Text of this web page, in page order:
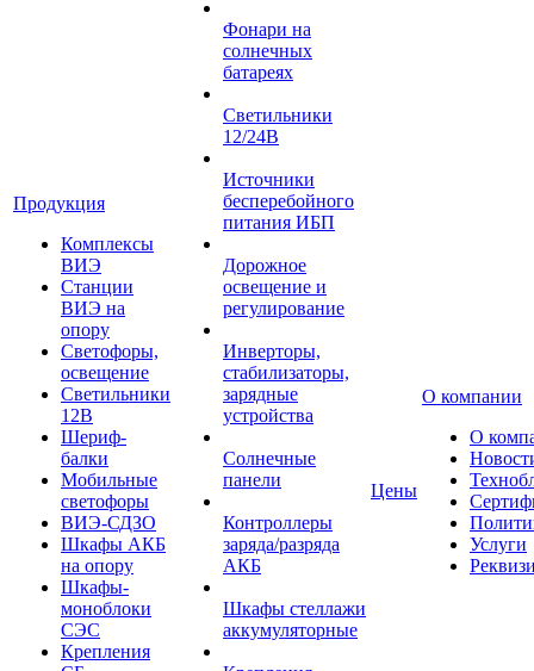
Продукция
Комплексы
ВИЭ
Станции
ВИЭ на
опору
Светофоры,
освещение
Светильники
12В
Шериф-
балки
Мобильные
светофоры
ВИЭ-СДЗО
Шкафы АКБ
на опору
Шкафы-
моноблоки
СЭС
Крепления
Фонари на
солнечных
батареях
Светильники
12/24В
Источники
бесперебойного
питания ИБП
Дорожное
освещение и
регулирование
Инверторы,
стабилизаторы,
зарядные
устройства
Солнечные
панели
Контроллеры
заряда/разряда
АКБ
Шкафы стеллажи
аккумуляторные
Цены
О компании
О
Услуги